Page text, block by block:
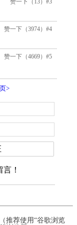
（推荐使用“谷歌浏览